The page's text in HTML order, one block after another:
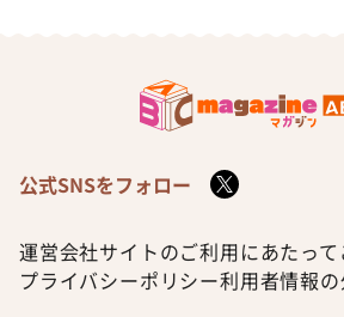
公式SNSをフォロー
運営会社サイトのご利用にあたって
プライバシーポリシー利用者情報